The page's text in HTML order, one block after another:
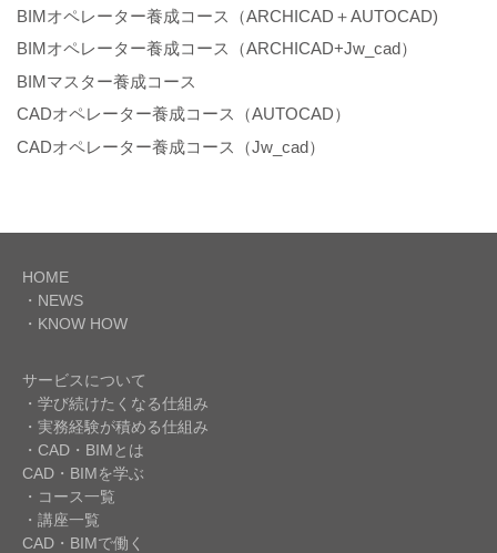
BIMオペレーター養成コース（ARCHICAD＋AUTOCAD)
BIMオペレーター養成コース（ARCHICAD+Jw_cad）
BIMマスター養成コース
CADオペレーター養成コース（AUTOCAD）
CADオペレーター養成コース（Jw_cad）
HOME
・NEWS
・KNOW HOW
サービスについて
・学び続けたくなる仕組み
・実務経験が積める仕組み
・CAD・BIMとは
CAD・BIMを学ぶ
・コース一覧
・講座一覧
CAD・BIMで働く